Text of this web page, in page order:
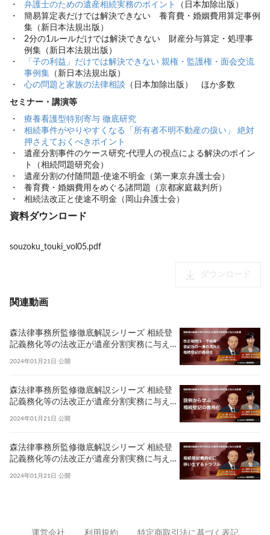
弁護士のための遺産相続実務のポイント
（日本加除出版）
簡易算定表だけでは解決できない 養育費・婚姻費用算定事例
集（新日本法規出版）
2分の1ルールだけでは解決できない 財産分与算定・処理事
例集（新日本法規出版）
「子の利益」だけでは解決できない 親権・監護権・面会交流
事例集 （新日本法規出版）
心の問題と家族の法律相談 （日本加除出版） ほか多数
セミナー・講演等
療養看護型特別寄与 徹底研究
相続事件がやりやすくなる「所有者不明不動産の扱い」 絶対
押さえておくべきポイント
遺産分割事件のケース研究-代理人の視点による解決のポイン
ト（相続問題研究会）
遺産分割の付随問題-使途不明金（第一東京弁護士会）
養育費・婚姻費用をめぐる諸問題（京都家庭裁判所）
相続法改正と使途不明金（岡山弁護士会）
資料ダウンロード
souzoku_touki_vol05.pdf
関連動画
森法律事務所監修徹底解説シリーズ 相続登
記義務化等の法改正が遺産分割実務に与える
2024年01月21日 公開
森法律事務所監修徹底解説シリーズ 相続登
記義務化等の法改正が遺産分割実務に与える
2024年01月21日 公開
森法律事務所監修徹底解説シリーズ 相続登
記義務化等の法改正が遺産分割実務に与える
2024年01月21日 公開
運営会社 利用規約 特定商取引法に基づく表記